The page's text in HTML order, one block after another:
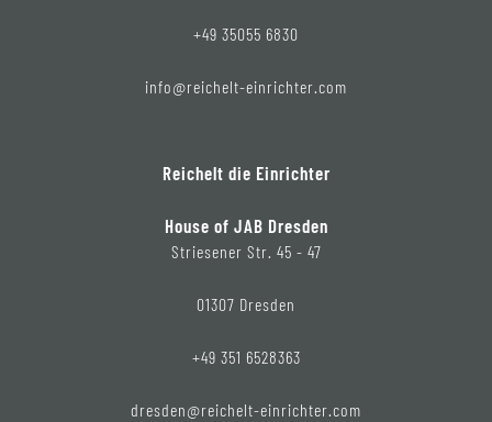
+49 35055 6830
info@reichelt-einrichter.com
Reichelt die Einrichter
House of JAB Dresden
Striesener Str. 45 - 47
01307 Dresden
+49 351 6528363
dresden@reichelt-einrichter.com